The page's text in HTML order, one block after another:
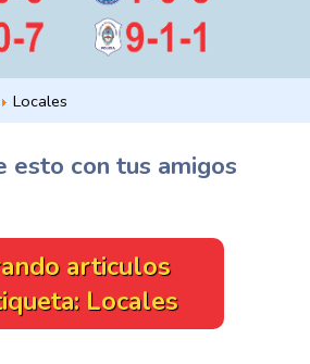
Locales
esto con tus amigos
articulos
Locales